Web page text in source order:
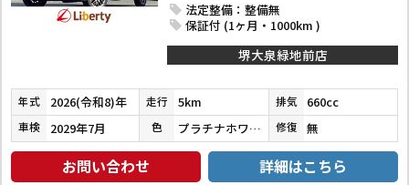
法定整備：整備無
保証付 (1ヶ月・1000km )
堺大泉緑地前店
年式 2026(令和8)年 走行 5km 排気 660cc
車検 2029年7月 色 プラチナホワイトパール 修復 無
お問い合わせ 詳細はこちら